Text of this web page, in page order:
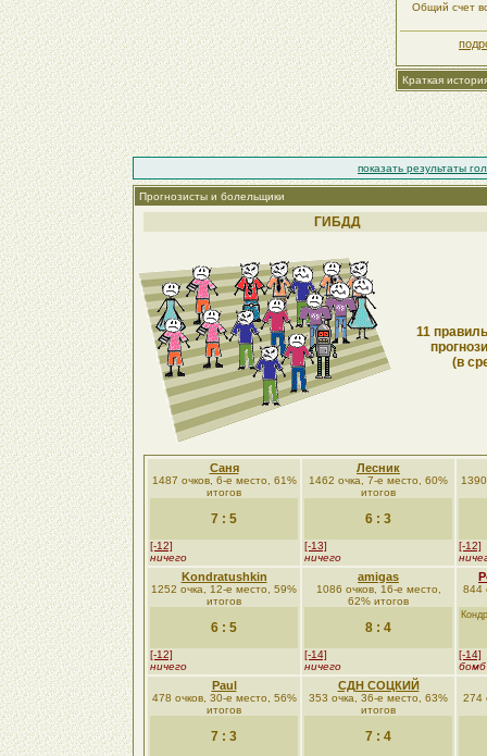
Общий счет
Краткая
показать результаты
Прогнозисты и болельщики
ГИБДД
11
(в
Саня
1487 очков, 6-е место, 61%
итогов
7 : 5
[-12]
ничего
Лесник
1462 очка, 7-е место, 60%
итогов
6 : 3
[-13]
ничего
[-12]
Kondratushkin
1252 очка, 12-е место, 59%
итогов
6 : 5
[-12]
ничего
amigas
1086 очков, 16-е место,
62% итогов
8 : 4
[-14]
ничего
844
[-14]
бомб
Paul
478 очков, 30-е место, 56%
итогов
7 : 3
СДН СОЦКИЙ
353 очка, 36-е место, 63%
итогов
7 : 4
274